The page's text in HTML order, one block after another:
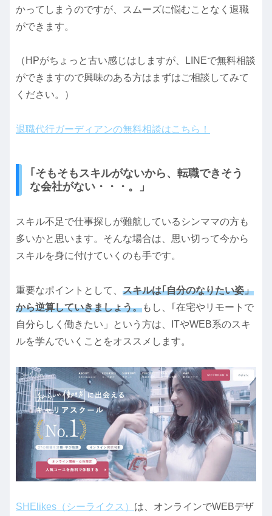
かってしまうのですが、スムーズに悩むことなく退職
ができます。
（HPがちょっと古い感じはしますが、LINEで無料相談
ができますので興味のある方はまずはご相談してみて
ください。）
退職代行ガーディアンの無料相談はこちら！
｢そもそもスキルがないから、転職できそう
な会社がない・・・。」
スキル不足で仕事探しが難航しているシンママの方も
多いかと思います。そんな場合は、思い切って今から
スキルを身に付けていくのも手です。
重要なポイントとして、 スキルは｢自分のなりたい姿」
から逆算していきましょう。もし、｢在宅やリモートで
自分らしく働きたい」という方は、ITやWEB系のスキ
ルを学んでいくことをオススメします。
SHElikes（シーライクス） は、オンラインでWEBデザ